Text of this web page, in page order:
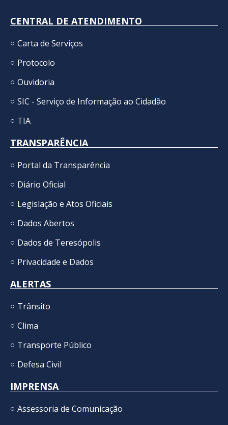
CENTRAL DE ATENDIMENTO
Carta de Serviços
Protocolo
Ouvidoria
SIC - Serviço de Informação ao Cidadão
TIA
TRANSPARÊNCIA
Portal da Transparência
Diário Oficial
Legislação e Atos Oficiais
Dados Abertos
Dados de Teresópolis
Privacidade e Dados
ALERTAS
Trânsito
Clima
Transporte Público
Defesa Civil
IMPRENSA
Assessoria de Comunicação